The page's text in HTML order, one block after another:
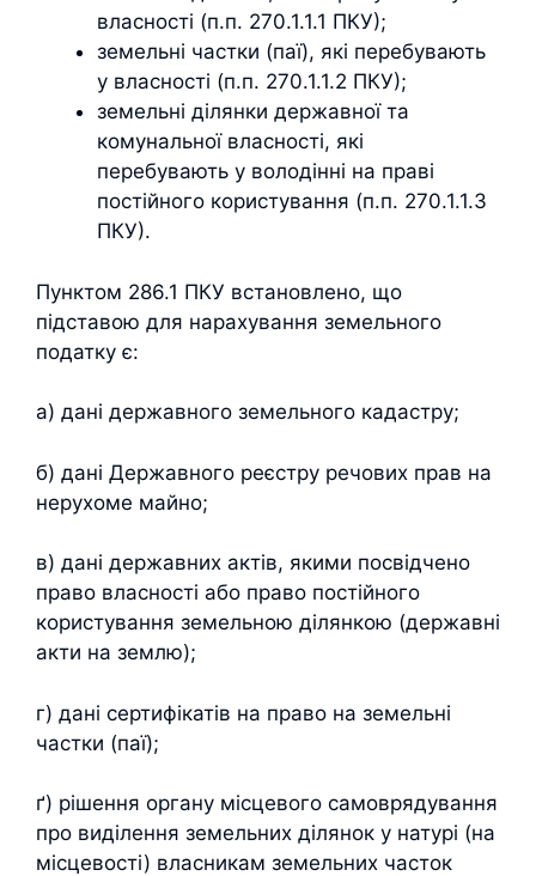
власності (п.п. 270.1.1.1 ПКУ);
земельні частки (паї), які перебувають
у власності (п.п. 270.1.1.2 ПКУ);
земельні ділянки державної та
комунальної власності, які
перебувають у володінні на праві
постійного користування (п.п. 270.1.1.3
ПКУ).
Пунктом 286.1 ПКУ встановлено, що
підставою для нарахування земельного
податку є:
а) дані державного земельного кадастру;
б) дані Державного реєстру речових прав на
нерухоме майно;
в) дані державних актів, якими посвідчено
право власності або право постійного
користування земельною ділянкою (державні
акти на землю);
г) дані сертифікатів на право на земельні
частки (паї);
ґ) рішення органу місцевого самоврядування
про виділення земельних ділянок у натурі (на
місцевості) власникам земельних часток